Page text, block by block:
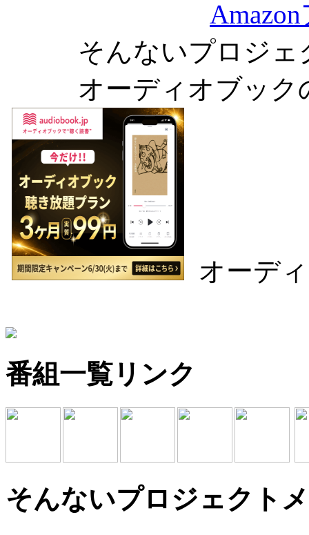
そんないプロジェ
オーディオブック
オーデ
番組一覧リンク
そんないプロジェクト